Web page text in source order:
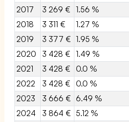
2017
3 269 € 1.56 %
2018
3 311 € 1.27 %
2019
3 377 € 1.95 %
2020
3 428 € 1.49 %
2021
3 428 € 0.0 %
2022
3 428 € 0.0 %
2023
3 666 € 6.49 %
2024
3 864 € 5.12 %